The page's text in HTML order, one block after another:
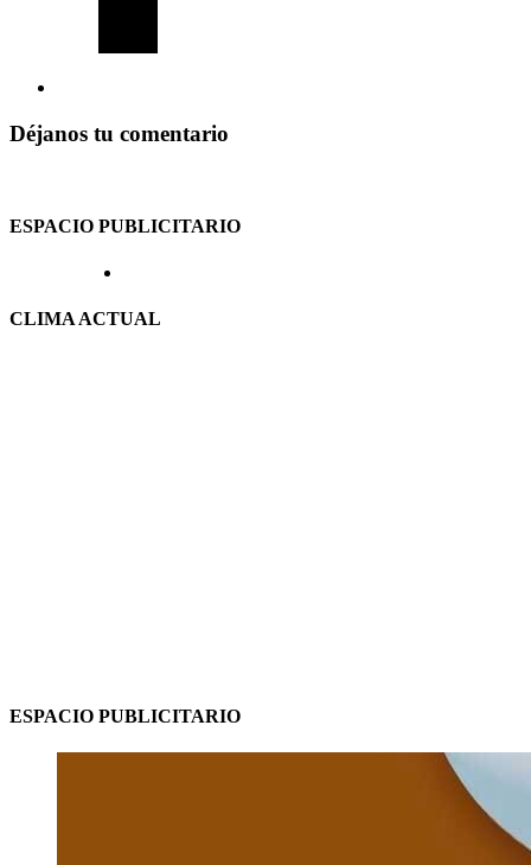
Déjanos tu comentario
ESPACIO PUBLICITARIO
CLIMA ACTUAL
ESPACIO PUBLICITARIO